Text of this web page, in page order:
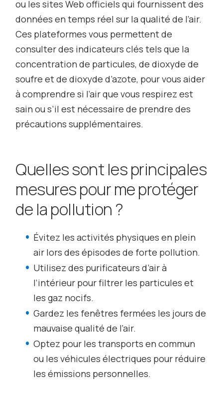
ou les sites Web officiels qui fournissent des
données en temps réel sur la qualité de l’air.
Ces plateformes vous permettent de
consulter des indicateurs clés tels que la
concentration de particules, de dioxyde de
soufre et de dioxyde d’azote, pour vous aider
à comprendre si l’air que vous respirez est
sain ou s’il est nécessaire de prendre des
précautions supplémentaires.
Quelles sont les principales
mesures pour me protéger
de la pollution ?
Évitez les activités physiques en plein
air lors des épisodes de forte pollution.
Utilisez des purificateurs d’air à
l’intérieur pour filtrer les particules et
les gaz nocifs.
Gardez les fenêtres fermées les jours de
mauvaise qualité de l’air.
Optez pour les transports en commun
ou les véhicules électriques pour réduire
les émissions personnelles.